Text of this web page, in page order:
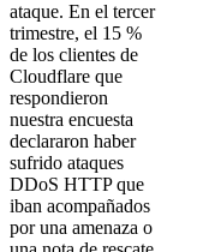
ataque. En el tercer
trimestre, el 15 %
de los clientes de
Cloudflare que
respondieron
nuestra encuesta
declararon haber
sufrido ataques
DDoS HTTP que
iban acompañados
por una amenaza o